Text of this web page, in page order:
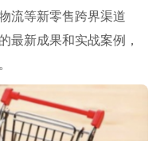
流等新零售跨界渠道
最新成果和实战案例，